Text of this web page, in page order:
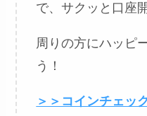
で、サクッと口座
周りの方にハッピ
う！
＞＞コインチェッ